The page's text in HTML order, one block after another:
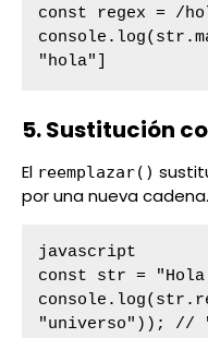
const regex = /
"hola"]
5. Sustitución
El reemplazar()
por una nueva cadena.
javascript
const str = "Hola
"universo")); //